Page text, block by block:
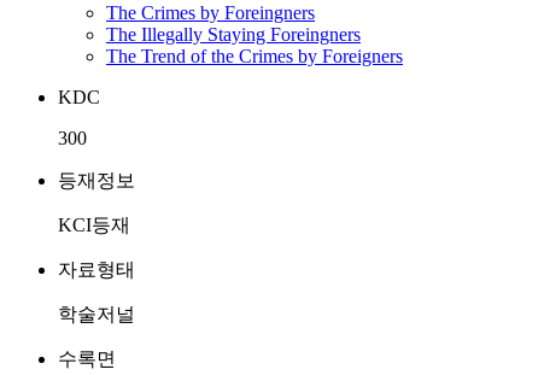
The Crimes by Foreingners
The Illegally Staying Foreingners
The Trend of the Crimes by Foreigners
KDC
300
등재정보
KCI등재
자료형태
학술저널
수록면